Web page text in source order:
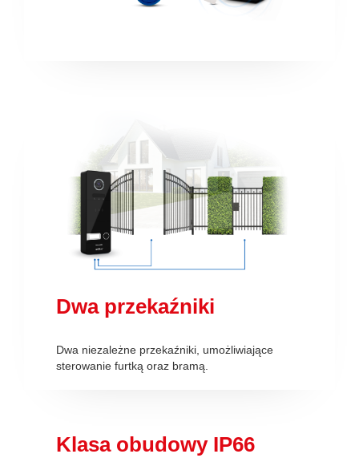
Dwa przekaźniki
Dwa niezależne przekaźniki, umożliwiające
sterowanie furtką oraz bramą.
Klasa obudowy IP66